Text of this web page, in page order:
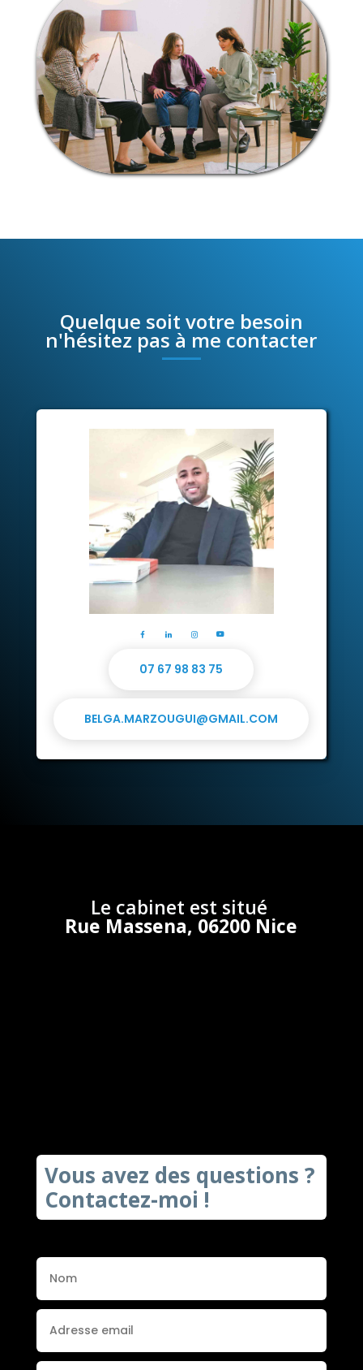
Quelque soit votre besoin
n'hésitez pas à me contacter
07 67 98 83 75
BELGA.MARZOUGUI@GMAIL.COM
Le cabinet est situé
Rue Massena, 06200 Nice
Vous avez des questions ?
Contactez-moi !